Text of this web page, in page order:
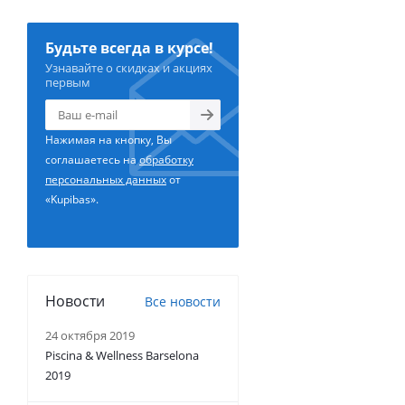
Будьте всегда в курсе!
Узнавайте о скидках и акциях
первым
Нажимая на кнопку, Вы
соглашаетесь наобработку
персональных данныхот
«Kupibas».
Новости Все новости
24 октября 2019
Piscina & Wellness Barselona
2019